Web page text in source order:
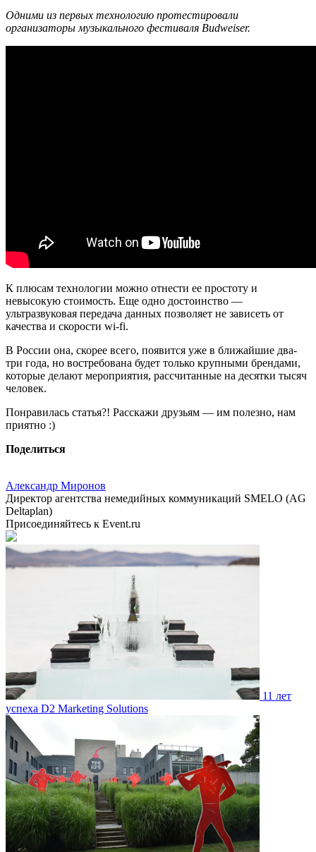
Одними из первых технологию протестировали
организаторы музыкального фестиваля Budweiser.
К плюсам технологии можно отнести ее простоту и
невысокую стоимость. Еще одно достоинство —
ультразвуковая передача данных позволяет не зависеть от
качества и скорости wi-fi.
В России она, скорее всего, появится уже в ближайшие два-
три года, но востребована будет только крупными брендами,
которые делают мероприятия, рассчитанные на десятки тысяч
человек.
Понравилась статья?! Расскажи друзьям — им полезно, нам
приятно :)
Поделиться
Александр Миронов
Директор агентства немедийных коммуникаций SMELO (AG
Deltaplan)
Присоединяйтесь к Event.ru
11 лет
успеха D2 Мarketing Solutions